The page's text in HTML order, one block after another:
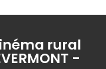
rural
-